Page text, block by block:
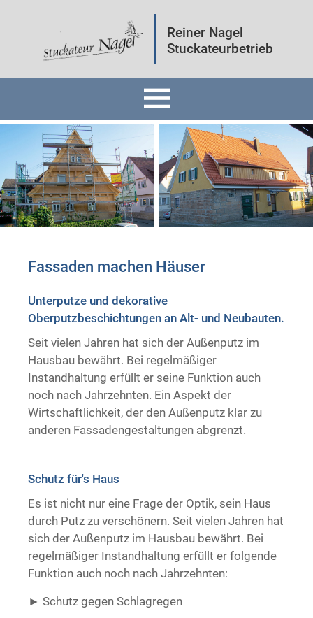
Reiner Nagel
Stuckateurbetrieb
Fassaden
Innenräume
Mineralputz
Wärmedämmung
Trockenausbau
Fassaden machen Häuser
Unterputze und dekorative
Oberputzbeschichtungen an Alt- und Neubauten.
Seit vielen Jahren hat sich der Außenputz im
Hausbau bewährt. Bei regelmäßiger
Instandhaltung erfüllt er seine Funktion auch
noch nach Jahrzehnten. Ein Aspekt der
Wirtschaftlichkeit, der den Außenputz klar zu
anderen Fassadengestaltungen abgrenzt.
Schutz für's Haus
Es ist nicht nur eine Frage der Optik, sein Haus
durch Putz zu verschönern. Seit vielen Jahren hat
sich der Außenputz im Hausbau bewährt. Bei
regelmäßiger Instandhaltung erfüllt er folgende
Funktion auch noch nach Jahrzehnten:
Schutz gegen Schlagregen